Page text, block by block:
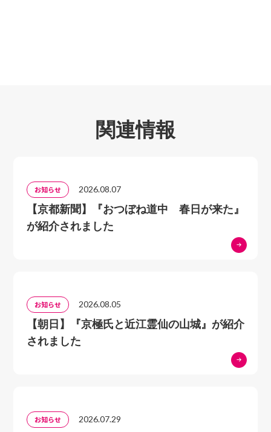
聚楽第と加賀藩前田家の誕生
聚楽第時代の秀吉と利家
秀吉と利家 それぞれの死
豊国社創建と加賀百万石の誕生
高台寺創建と芳春院建立
■側室・その他
西郡局と本禅寺
阿茶局と上徳寺
岸駒と本禅寺
関連情報
お知らせ 2026.08.07
【京都新聞】『おつぼね道中 春日が来た』
が紹介されました
お知らせ 2026.08.05
【朝日】『京極氏と近江霊仙の山城』が紹介
されました
お知らせ 2026.07.29